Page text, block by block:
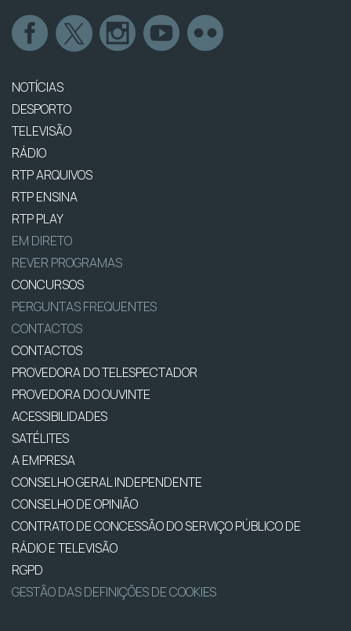
NOTÍCIAS
DESPORTO
TELEVISÃO
RÁDIO
RTP ARQUIVOS
RTP ENSINA
RTP PLAY
EM DIRETO
REVER PROGRAMAS
CONCURSOS
PERGUNTAS FREQUENTES
CONTACTOS
CONTACTOS
PROVEDORA DO TELESPECTADOR
PROVEDORA DO OUVINTE
ACESSIBILIDADES
SATÉLITES
A EMPRESA
CONSELHO GERAL INDEPENDENTE
CONSELHO DE OPINIÃO
CONTRATO DE CONCESSÃO DO SERVIÇO PÚBLICO DE
RÁDIO E TELEVISÃO
RGPD
GESTÃO DAS DEFINIÇÕES DE COOKIES